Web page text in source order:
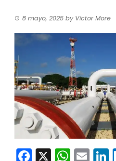
8 mayo, 2025 by Victor More
Facebook
X